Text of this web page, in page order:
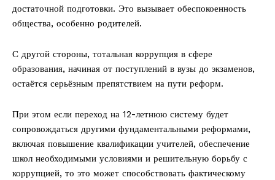
достаточной подготовки. Это вызывает обеспокоенность
общества, особенно родителей.
С другой стороны, тотальная коррупция в сфере
образования, начиная от поступлений в вузы до экзаменов,
остаётся серьёзным препятствием на пути реформ.
При этом если переход на 12-летнюю систему будет
сопровождаться другими фундаментальными реформами,
включая повышение квалификации учителей, обеспечение
школ необходимыми условиями и решительную борьбу с
коррупцией, то это может способствовать фактическому